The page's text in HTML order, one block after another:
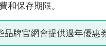
和保存期限。
品牌官網會提供過年優惠